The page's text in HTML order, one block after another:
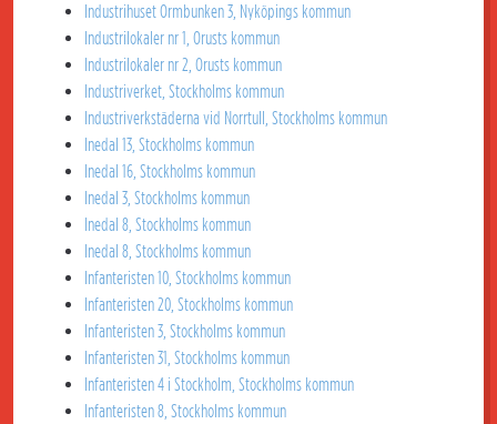
Industrihuset Ormbunken 3, Nyköpings kommun
Industrilokaler nr 1, Orusts kommun
Industrilokaler nr 2, Orusts kommun
Industriverket, Stockholms kommun
Industriverkstäderna vid Norrtull, Stockholms kommun
Inedal 13, Stockholms kommun
Inedal 16, Stockholms kommun
Inedal 3, Stockholms kommun
Inedal 8, Stockholms kommun
Inedal 8, Stockholms kommun
Infanteristen 10, Stockholms kommun
Infanteristen 20, Stockholms kommun
Infanteristen 3, Stockholms kommun
Infanteristen 31, Stockholms kommun
Infanteristen 4 i Stockholm, Stockholms kommun
Infanteristen 8, Stockholms kommun